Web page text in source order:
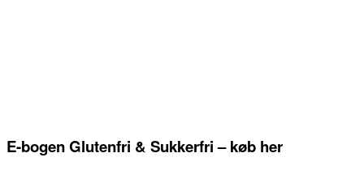
E-bogen Glutenfri & Sukkerfri – køb her